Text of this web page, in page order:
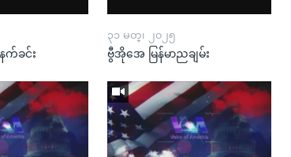
က်ခင်း
၃၁ မတ္၊ ၂၀၂၅
ဗွီအိုအေ မြန်မာညချမ်း